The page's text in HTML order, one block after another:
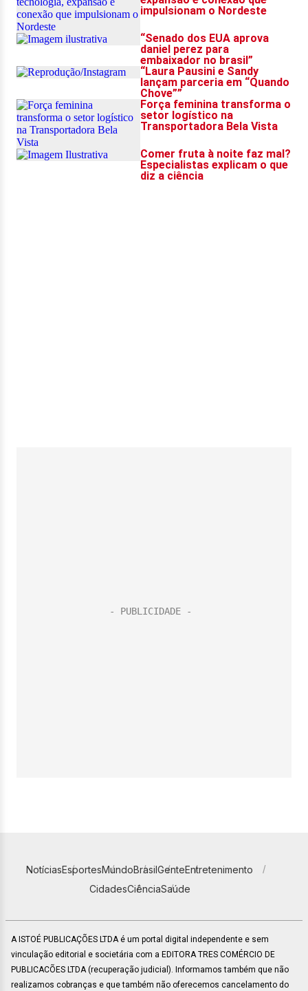
NotíciasEsportesMundoBrasilGenteEntretenimento
CidadesCiênciaSaúde
A ISTOÉ PUBLICAÇÕES LTDA é um portal digital independente e sem
vinculação editorial e societária com a EDITORA TRES COMÉRCIO DE
PUBLICACÕES LTDA (recuperação judicial). Informamos também que não
realizamos cobranças e que também não oferecemos cancelamento do